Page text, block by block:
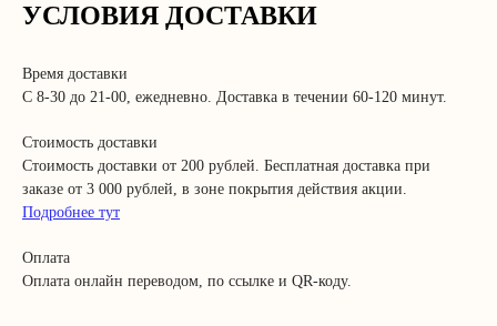
УСЛОВИЯ ДОСТАВКИ
Время доставки
С 8-30 до 21-00, ежедневно. Доставка в течении 60-120 минут.
Стоимость доставки
Стоимость доставки от 200 рублей. Бесплатная доставка при
заказе от 3 000 рублей, в зоне покрытия действия акции.
Подробнее тут
Оплата
Оплата онлайн переводом, по ссылке и QR-коду.